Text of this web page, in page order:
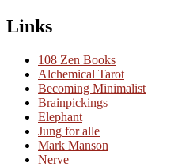
Links
108 Zen Books
Alchemical Tarot
Becoming Minimalist
Brainpickings
Elephant
Jung for alle
Mark Manson
Nerve